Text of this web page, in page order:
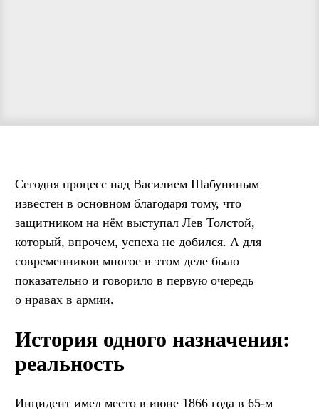
Сегодня процесс над Василием Шабуниным
известен в основном благодаря тому, что
защитником на нём выступал Лев Толстой,
который, впрочем, успеха не добился. А для
современников многое в этом деле было
показательно и говорило в первую очередь
о нравах в армии.
История одного назначения:
реальность
Инцидент имел место в июне 1866 года в 65-м